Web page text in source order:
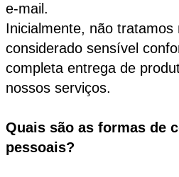
e-mail.
Inicialmente, não tratamos
considerado sensível
completa entrega de
nossos serviços.
Quais são as formas de
pessoais?